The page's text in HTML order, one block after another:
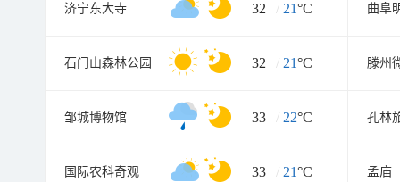
济宁东大寺 32 / 21°C 曲阜
石门山森林公园 32 / 21°C
邹城博物馆 33 / 22°C 孔林
国际农科奇观 33 / 21°C 孟庙